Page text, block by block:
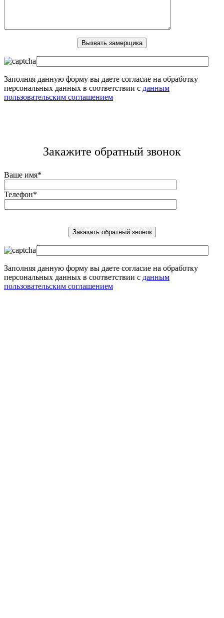
Заполняя данную форму вы даете согласие на обработку
персональных данных в соответствии с данным
пользовательским соглашением
Закажите обратный звонок
Ваше имя*
Телефон*
Заполняя данную форму вы даете согласие на обработку
персональных данных в соответствии с данным
пользовательским соглашением